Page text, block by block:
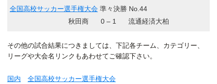
全国高校サッカー選手権大会 準々決勝 No.44
秋田商
0 – 1 流通経済大柏
その他の試合結果につきましては、下記各チーム、カテゴリー、
リーグや大会名リンクもあわせてご確認下さい。
国内 全国高校サッカー選手権大会